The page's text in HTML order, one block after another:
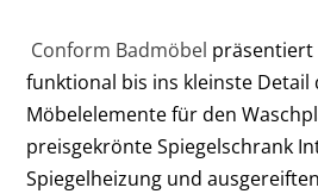
Conform Badmöbel präsentiert
funktional bis ins kleinste
Möbelelemente für den
preisgekrönte Spiegelschrank
Spiegelheizung und